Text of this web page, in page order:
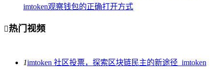
imtoken观察钱包的正确打开方式
热门视频
1imtoken 社区投票，探索区块链民主的新途径_imtoken